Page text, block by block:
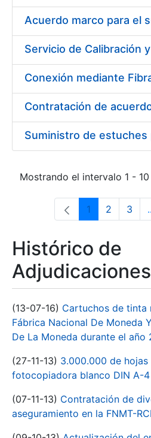
Mostrando el intervalo 1 -
Página
1 Página
2 3
Histórico de
Adjudicaciones
(13-07-16) Cartuchos de tinta
Fábrica Nacional De Moneda
De La Moneda durante el año
(27-11-13) 3.000.000 de hojas
fotocopiadora blanco DIN A-
(07-11-13) Contratación de
aseguramiento en la FNMT-